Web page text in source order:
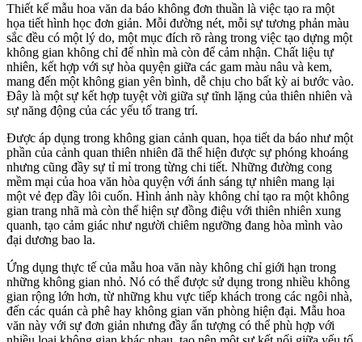
Thiết kế mẫu hoa văn da báo không đơn thuần là việc tạo ra một
họa tiết hình học đơn giản. Mỗi đường nét, mỗi sự tương phản màu
sắc đều có một lý do, một mục đích rõ ràng trong việc tạo dựng một
không gian không chỉ để nhìn mà còn để cảm nhận. Chất liệu tự
nhiên, kết hợp với sự hòa quyện giữa các gam màu nâu và kem,
mang đến một không gian yên bình, dễ chịu cho bất kỳ ai bước vào.
Đây là một sự kết hợp tuyệt vời giữa sự tĩnh lặng của thiên nhiên và
sự năng động của các yếu tố trang trí.
Được áp dụng trong không gian cảnh quan, họa tiết da báo như một
phần của cảnh quan thiên nhiên đã thể hiện được sự phóng khoáng
nhưng cũng đầy sự tỉ mỉ trong từng chi tiết. Những đường cong
mềm mại của hoa văn hòa quyện với ánh sáng tự nhiên mang lại
một vẻ đẹp đầy lôi cuốn. Hình ảnh này không chỉ tạo ra một không
gian trang nhã mà còn thể hiện sự đồng điệu với thiên nhiên xung
quanh, tạo cảm giác như người chiêm ngưỡng đang hòa mình vào
đại dương bao la.
Ứng dụng thực tế của mẫu hoa văn này không chỉ giới hạn trong
những không gian nhỏ. Nó có thể được sử dụng trong nhiều không
gian rộng lớn hơn, từ những khu vực tiếp khách trong các ngôi nhà,
đến các quán cà phê hay không gian văn phòng hiện đại. Mẫu hoa
văn này với sự đơn giản nhưng đầy ấn tượng có thể phù hợp với